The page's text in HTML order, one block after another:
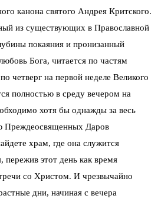
канона святого Андрея Критского.
из существующих в Православной
покаяния и пронизанный
Бога, читается по частям
четверг на первой неделе Великого
полностью в среду вечером на
хотя бы однажды за весь
Преждеосвященных Даров
храм, где она служится
пережив этот день как время
со Христом. И чрезвычайно
дни, начиная с вечера